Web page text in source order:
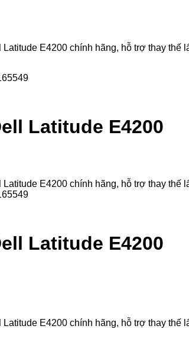
E4200 chính hãng, hỗ trợ thay
Latitude E4200
E4200 chính hãng, hỗ trợ thay
Latitude E4200
E4200 chính hãng, hỗ trợ thay